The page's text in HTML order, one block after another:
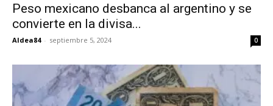
Peso mexicano desbanca al argentino y se
convierte en la divisa...
Aldea84 - septiembre 5, 2024 0